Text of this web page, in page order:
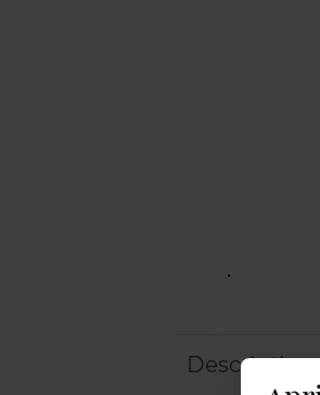
Description